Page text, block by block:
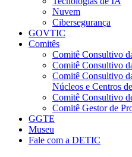
Nuvem
Cibersegurança
GOVTIC
Comitês
Comitê Consultivo
Comitê Consultivo
Comitê Consultivo
Núcleos e Centros
Comitê Consultivo
Comitê Gestor de
GGTE
Museu
Fale com a DETIC